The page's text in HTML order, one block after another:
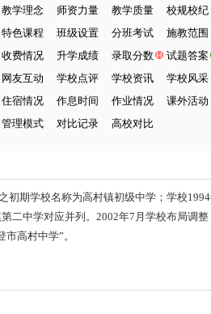
教学理念 师资力量 教学质量
校规校纪
特色课程 班级设置 分班考试
施教范围
收费情况 升学成绩 录取分数
试题答案
网友互动 学校点评 学校资讯
学校风采
住宿情况 作息时间 作业情况
课外活动
管理模式 对比记录 高校对比
初期学校名称为高村镇初级中学；学校
二中学对应并列。2002年7月学校布局调
高村中学”。